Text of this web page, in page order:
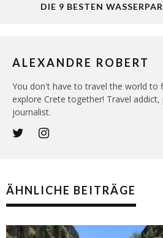
DIE 9 BESTEN
ALEXANDRE ROBERT
You don't have to travel the world to
explore Crete together! Travel
journalist.
ÄHNLICHE BEITRÄGE